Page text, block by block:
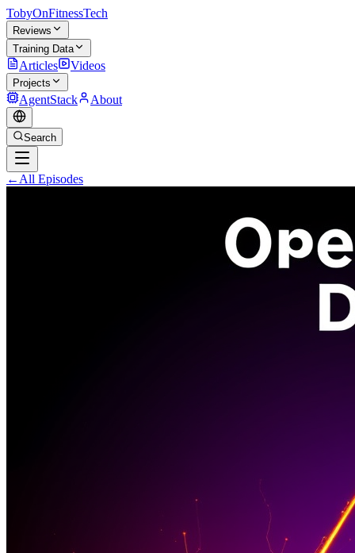
TobyOnFitnessTech
Reviews
Training Data
Articles Videos
Projects
AgentStack About
Search
← All Episodes